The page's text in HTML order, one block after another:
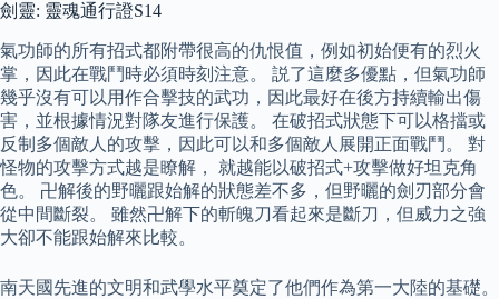
劍靈: 靈魂通行證S14
氣功師的所有招式都附帶很高的仇恨值，例如初始便有的烈火
掌，因此在戰鬥時必須時刻注意。 説了這麼多優點，但氣功師
幾乎沒有可以用作合擊技的武功，因此最好在後方持續輸出傷
害，並根據情況對隊友進行保護。 在破招式狀態下可以格擋或
反制多個敵人的攻擊，因此可以和多個敵人展開正面戰鬥。 對
怪物的攻擊方式越是瞭解， 就越能以破招式+攻擊做好坦克角
色。 卍解後的野曬跟始解的狀態差不多，但野曬的劍刃部分會
從中間斷裂。 雖然卍解下的斬魄刀看起來是斷刀，但威力之強
大卻不能跟始解來比較。
南天國先進的文明和武學水平奠定了他們作為第一大陸的基礎。